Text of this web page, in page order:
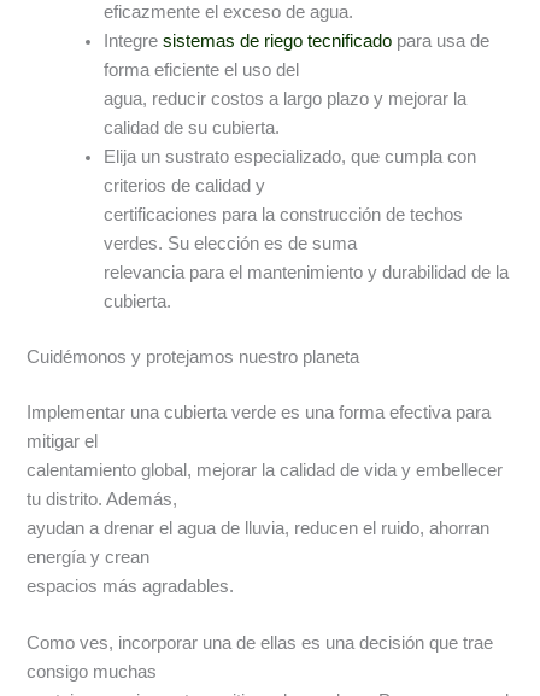
eficazmente el exceso de agua.
Integresistemas de riego tecnificado para usa de
forma eficiente el uso del
agua, reducir costos a largo plazo y mejorar la
calidad de su cubierta.
Elija un sustrato especializado, que cumpla con
criterios de calidad y
certificaciones para la construcción de techos
verdes. Su elección es de suma
relevancia para el mantenimiento y durabilidad de la
cubierta.
Cuidémonos y protejamos nuestro planeta
Implementar una cubierta verde es una forma efectiva para
mitigar el
calentamiento global, mejorar la calidad de vida y embellecer
tu distrito. Además,
ayudan a drenar el agua de lluvia, reducen el ruido, ahorran
energía y crean
espacios más agradables.
Como ves, incorporar una de ellas es una decisión que trae
consigo muchas